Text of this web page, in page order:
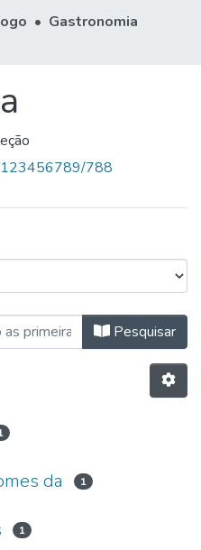
Gastronomia
123456789/788
por Autor
Pesquisar
da 1
1